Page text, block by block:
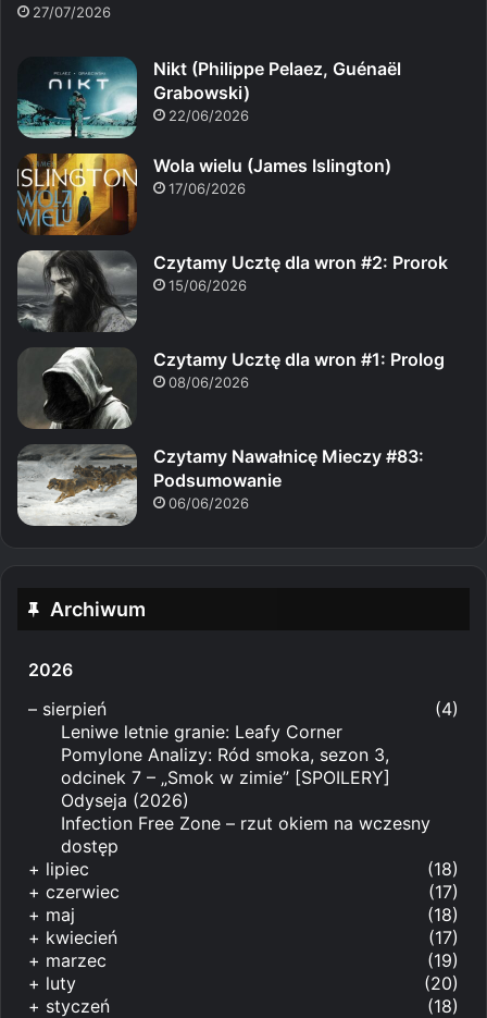
27/07/2026
Nikt (Philippe Pelaez, Guénaël
Grabowski)
22/06/2026
Wola wielu (James Islington)
17/06/2026
Czytamy Ucztę dla wron #2: Prorok
15/06/2026
Czytamy Ucztę dla wron #1: Prolog
08/06/2026
Czytamy Nawałnicę Mieczy #83:
Podsumowanie
06/06/2026
Archiwum
2026
– sierpień
(4)
Leniwe letnie granie: Leafy Corner
Pomylone Analizy: Ród smoka, sezon 3,
odcinek 7 – „Smok w zimie” [SPOILERY]
Odyseja (2026)
Infection Free Zone – rzut okiem na wczesny
dostęp
+ lipiec
(18)
+ czerwiec
(17)
+ maj
(18)
+ kwiecień
(17)
+ marzec
(19)
+ luty
(20)
+ styczeń
(18)